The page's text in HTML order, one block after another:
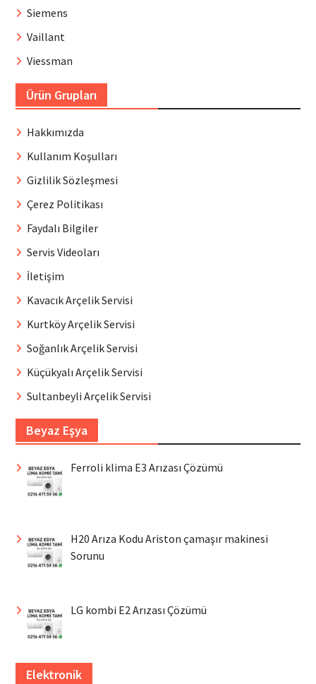
Siemens
Vaillant
Viessman
Ürün Grupları
Hakkımızda
Kullanım Koşulları
Gizlilik Sözleşmesi
Çerez Politikası
Faydalı Bilgiler
Servis Videoları
İletişim
Kavacık Arçelik Servisi
Kurtköy Arçelik Servisi
Soğanlık Arçelik Servisi
Küçükyalı Arçelik Servisi
Sultanbeyli Arçelik Servisi
Beyaz Eşya
Ferroli klima E3 Arızası Çözümü
H20 Arıza Kodu Ariston çamaşır makinesi
Sorunu
LG kombi E2 Arızası Çözümü
Elektronik